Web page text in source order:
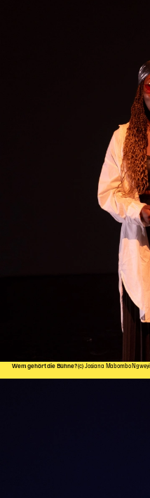
Wem gehört die Bühne?(c) Josiana Mabombo Ngweyi